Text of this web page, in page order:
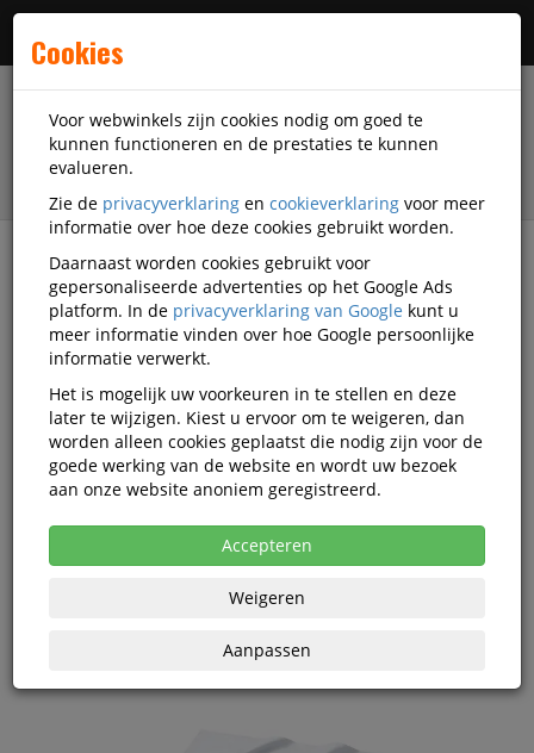
filter
Presentatiemiddelen Displays
Beurswanden
DiscountOffice
DiscountOffice Print voor
FlexFrame Wand 120x250 cm ECO
Korting vanaf aankoop 2 eenheden, zieprijsoverzicht
Cookies
Voor webwinkels zijn cookies nodig om goed te
kunnen functioneren en de prestaties te kunnen
evalueren.
Zie de privacyverklaring en cookieverklaring voor meer
informatie over hoe deze cookies gebruikt worden.
Daarnaast worden cookies gebruikt voor
gepersonaliseerde advertenties op het Google Ads
platform. In de privacyverklaring van Google kunt u
meer informatie vinden over hoe Google persoonlijke
informatie verwerkt.
Het is mogelijk uw voorkeuren in te stellen en deze
later te wijzigen. Kiest u ervoor om te weigeren, dan
worden alleen cookies geplaatst die nodig zijn voor de
goede werking van de website en wordt uw bezoek
aan onze website anoniem geregistreerd.
Accepteren
Weigeren
Aanpassen